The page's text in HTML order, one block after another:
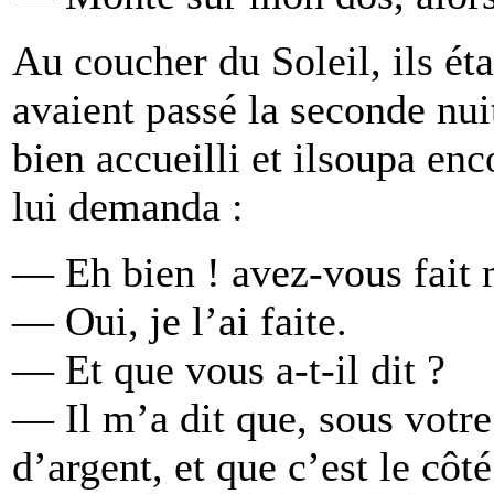
Au coucher du Soleil, ils
avaient passé la seconde
bien accueilli et ilsoupa
lui demanda :
— Eh bien ! avez-vous fait
— Oui, je l’ai faite.
— Et que vous a-t-il dit ?
— Il m’a dit que, sous
d’argent, et que c’est le